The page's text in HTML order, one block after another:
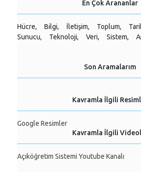
En Çok Arananlar
Hücre, Bilgi, İletişim, Toplum,
Sunucu,
Teknoloji, Veri, Sistem,
Son Aramalarım
Kavramla İlgili
Google Resimler
Kavramla İlgili
Açıköğretim Sistemi Youtube Kanalı